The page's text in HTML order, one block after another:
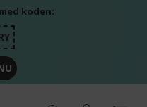
koden: